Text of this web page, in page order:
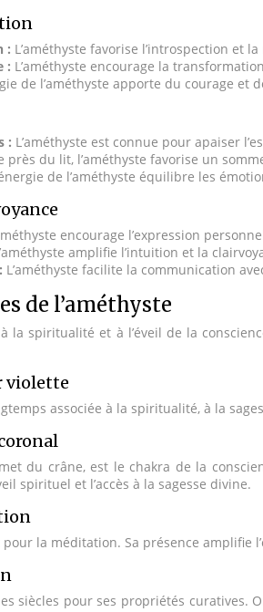
: L’améthyste favorise l’introspection et
: L’améthyste encourage la
de l’améthyste apporte du courage
: L’améthyste est connue pour apaiser
près du lit, l’améthyste favorise un
de l’améthyste équilibre les
encourage l’expression
amplifie l’intuition et la
L’améthyste facilite la communication
de l’améthyste
la spiritualité et à l’éveil de la
violette
associée à la spiritualité, à la
du crâne, est le chakra de la
spirituel et l’accès à la sagesse divine.
la méditation. Sa présence
siècles pour ses propriétés